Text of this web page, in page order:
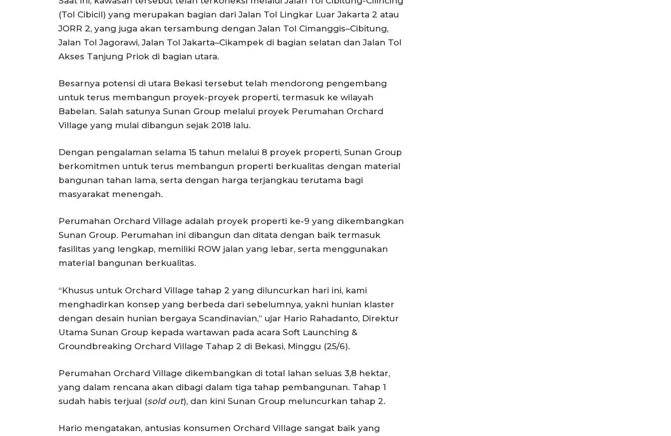
(Tol Cibicil) yang merupakan bagian dari Jalan Tol Lingkar Luar Jakarta 2 atau
JORR 2, yang juga akan tersambung dengan Jalan Tol Cimanggis–Cibitung,
Jalan Tol Jagorawi, Jalan Tol Jakarta–Cikampek di bagian selatan dan Jalan Tol
Akses Tanjung Priok di bagian utara.
Besarnya potensi di utara Bekasi tersebut telah mendorong pengembang
untuk terus membangun proyek-proyek properti, termasuk ke wilayah
Babelan. Salah satunya Sunan Group melalui proyek Perumahan Orchard
Village yang mulai dibangun sejak 2018 lalu.
Dengan pengalaman selama 15 tahun melalui 8 proyek properti, Sunan Group
berkomitmen untuk terus membangun properti berkualitas dengan material
bangunan tahan lama, serta dengan harga terjangkau terutama bagi
masyarakat menengah.
Perumahan Orchard Village adalah proyek properti ke-9 yang dikembangkan
Sunan Group. Perumahan ini dibangun dan ditata dengan baik termasuk
fasilitas yang lengkap, memiliki ROW jalan yang lebar, serta menggunakan
material bangunan berkualitas.
“Khusus untuk Orchard Village tahap 2 yang diluncurkan hari ini, kami
menghadirkan konsep yang berbeda dari sebelumnya, yakni hunian klaster
dengan desain hunian bergaya Scandinavian,” ujar Hario Rahadanto, Direktur
Utama Sunan Group kepada wartawan pada acara Soft Launching &
Groundbreaking Orchard Village Tahap 2 di Bekasi, Minggu (25/6).
Perumahan Orchard Village dikembangkan di total lahan seluas 3,8 hektar,
yang dalam rencana akan dibagi dalam tiga tahap pembangunan. Tahap 1
sudah habis terjual (sold out), dan kini Sunan Group meluncurkan tahap 2.
Hario mengatakan, antusias konsumen Orchard Village sangat baik yang